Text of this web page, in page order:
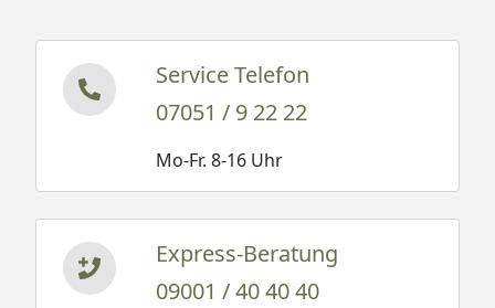
2 Fundamentplan
Sämtliche Modelle werden naturbelassen, ohne
Dekorationsmaterial und solange nicht anders
angegeben, ohne Dacheindeckung geliefert.
Für alle Holzteile, die Konstruktion sowie für die
Verarbeitung gewähren wir Ihnen in
Service Telefon
07051 / 9 22 22
Mo-Fr. 8-16 Uhr
Express-Beratung
09001 / 40 40 40